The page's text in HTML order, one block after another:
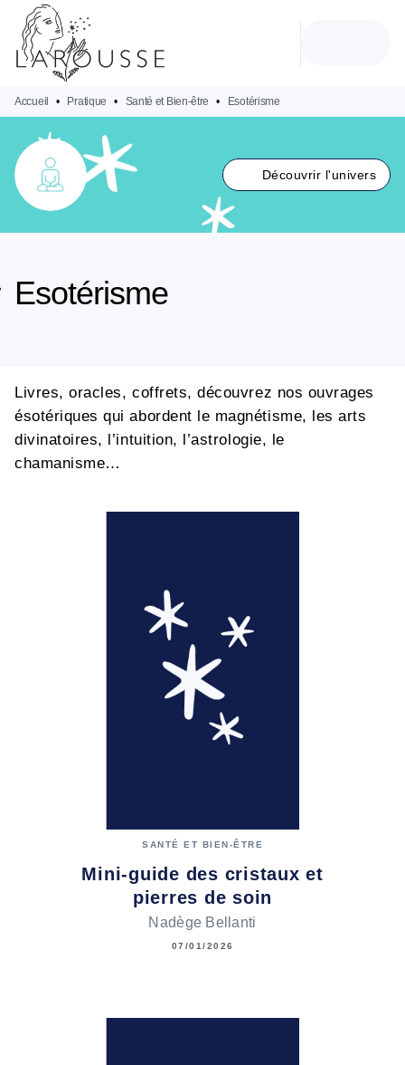
MENU
PIED DE PAGE
Accueil • Pratique • Santé et Bien-être • Esotérisme
Découvrir l'univers
Esotérisme
Livres, oracles, coffrets, découvrez nos ouvrages
ésotériques qui abordent le magnétisme, les arts
divinatoires, l’intuition, l’astrologie, le
chamanisme…
SANTÉ ET BIEN-ÊTRE
Mini-guide des cristaux et
pierres de soin
Nadège Bellanti
07/01/2026